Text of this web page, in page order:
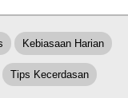
Kebiasaan Harian
Tips Kecerdasan